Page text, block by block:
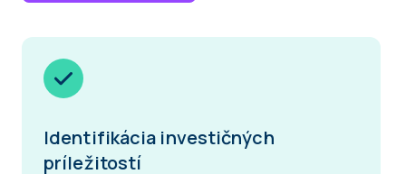
Identifikácia investičných
príležitostí